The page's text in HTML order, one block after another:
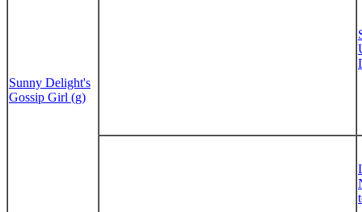
Sunny Delight's
Gossip Girl (g)